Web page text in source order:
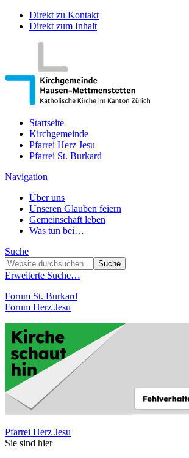
Direkt zu Kontakt
Direkt zum Inhalt
Startseite
Kirchgemeinde
Pfarrei Herz Jesu
Pfarrei St. Burkard
Navigation
Über uns
Unseren Glauben feiern
Gemeinschaft leben
Was tun bei…
Suche
Erweiterte Suche…
Forum St. Burkard
Forum Herz Jesu
Pfarrei Herz Jesu
Sie sind hier